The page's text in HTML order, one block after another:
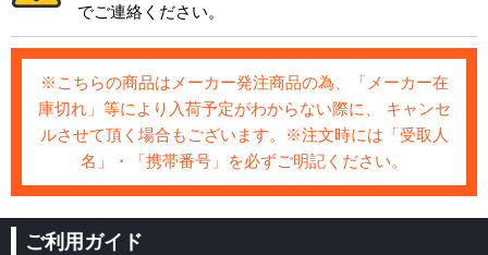
でご連絡ください。
※こちらの商品はメーカー発注商品の為、「メーカー在
庫切れ」等により入荷予定がわからない際に、 キャンセ
ルさせて頂く場合もございます。※注文時には「受取人
名」・「携帯番号」を必ずご明記ください。
ご利用ガイド